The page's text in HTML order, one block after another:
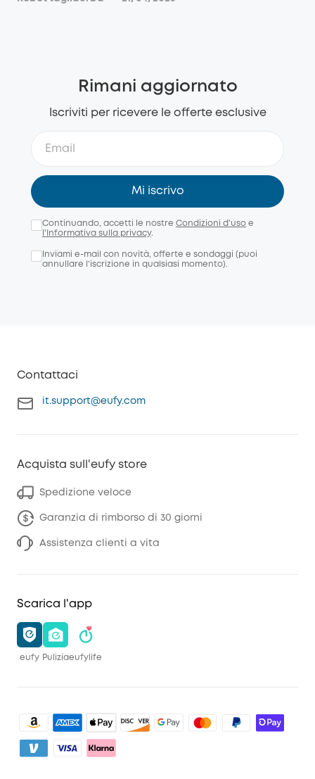
Rimani aggiornato
Iscriviti per ricevere le offerte esclusive
Mi iscrivo
Continuando, accetti le nostre Condizioni d'uso e
l'Informativa sulla privacy.
Inviami e-mail con novità, offerte e sondaggi (puoi
annullare l’iscrizione in qualsiasi momento).
Contattaci
it.support@eufy.com
Acquista sull'eufy store
Spedizione veloce
Garanzia di rimborso di 30 giorni
Assistenza clienti a vita
Scarica l'app
eufy Puliziaeufylife